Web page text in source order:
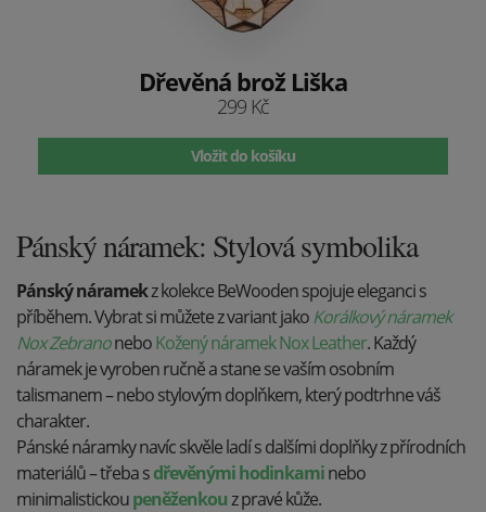
Dřevěná brož Liška
299 Kč
Vložit do košíku
Pánský náramek: Stylová symbolika
Pánský náramekz kolekce BeWooden spojuje eleganci s
příběhem. Vybrat si můžete z variant jakoKorálkový náramek
Nox ZebranoneboKožený náramek Nox Leather. Každý
náramek je vyroben ručně a stane se vaším osobním
talismanem – nebo stylovým doplňkem, který podtrhne váš
charakter.
Pánské náramky navíc skvěle ladí s dalšími doplňky z přírodních
materiálů – třeba sdřevěnými hodinkaminebo
minimalistickoupeněženkouz pravé kůže.